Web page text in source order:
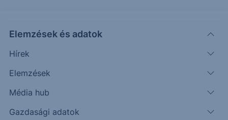
Elemzések és adatok
Hírek
Elemzések
Média hub
Gazdasági adatok
Kitart a támasz? - DAX - 2026/34